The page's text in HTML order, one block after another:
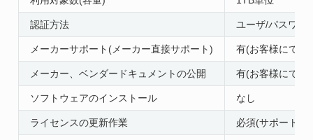
認証方法 ユーザ/パスワー
メーカーサポート(メーカー直接サポート) 有(お客様にてメ
メーカー、ベンダードキュメントの公開 有(お客様にてメ
ソフトウェアのインストール なし
ライセンスの更新作業 必須(サポートア